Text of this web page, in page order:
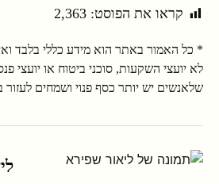
קראו את הפוסט: 2,363
* כל האמור באתר הוא מידע כללי בלבד
לא יועצי השקעות, סוכני ביטוח או יועצי
שלאנשים יש יותר כסף פנוי ושמחים לעזור